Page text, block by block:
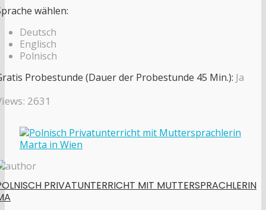
wählen:
Deutsch
Englisch
Polnisch
Probestunde (Dauer der Probestunde 45 Min.): Ja
2631
PRIVATUNTERRICHT MIT MUTTERSPRACHLERIN